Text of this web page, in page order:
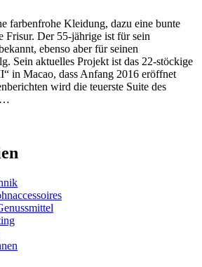
farbenfrohe Kleidung, dazu eine bunte
Frisur. Der 55-jährige ist für sein
ebenso aber für seinen
Sein aktuelles Projekt ist das 22-stöckige
in Macao, dass Anfang 2016 eröffnet
wird die teuerste Suite des
…